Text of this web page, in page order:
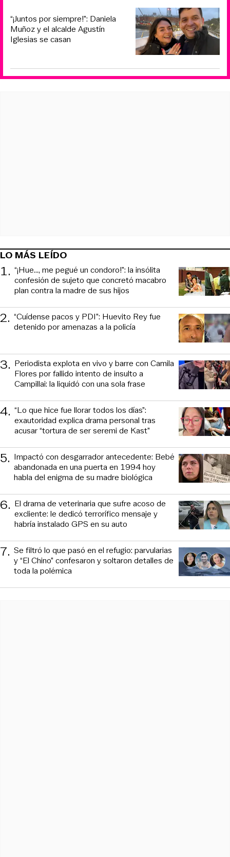
“¡Juntos por siempre!”: Daniela
Muñoz y el alcalde Agustín
Iglesias se casan
LO MÁS LEÍDO
1. “¡Hue..., me pegué un condoro!”: la insólita
confesión de sujeto que concretó macabro
plan contra la madre de sus hijos
2. “Cuídense pacos y PDI”: Huevito Rey fue
detenido por amenazas a la policía
3. Periodista explota en vivo y barre con Camila
Flores por fallido intento de insulto a
Campillai: la liquidó con una sola frase
4. “Lo que hice fue llorar todos los días”:
exautoridad explica drama personal tras
acusar “tortura de ser seremi de Kast”
5. Impactó con desgarrador antecedente: Bebé
abandonada en una puerta en 1994 hoy
habla del enigma de su madre biológica
6. El drama de veterinaria que sufre acoso de
excliente: le dedicó terrorífico mensaje y
habría instalado GPS en su auto
7. Se filtró lo que pasó en el refugio: parvularias
y “El Chino” confesaron y soltaron detalles de
toda la polémica